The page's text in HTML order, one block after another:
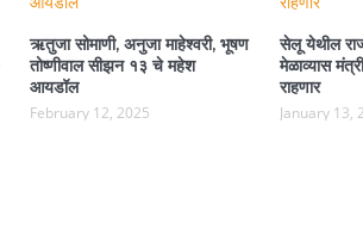
ऋतुजा सोमाणी, अनुजा माहेश्वरी, भूषण
तोष्णीवाल सीझन १३ चे महेश
आयडॉल
February 12, 2025
सेलू येथील
मेळाव्यास
राहणार
January 13,